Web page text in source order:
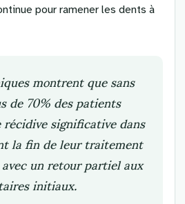
pour ramener les dents à
montrent que sans
70% des patients
significative dans
la fin de leur traitement
un retour partiel aux
initiaux.